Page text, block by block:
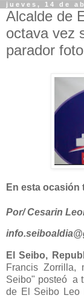
jueves, 14 de
Alcalde de
octava vez
parador
En esta ocasión
Por/ Cesarin
El Seibo,
Francis Zorrilla,
Seibo" posteó a
de El Seibo Leo